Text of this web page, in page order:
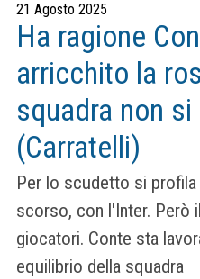
21 Agosto 2025
Ha ragione
arricchito la
squadra non
(Carratelli)
Per lo scudetto si
scorso, con l'Inter. Però
giocatori. Conte sta
equilibrio della squadra